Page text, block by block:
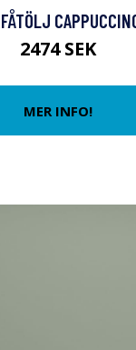
2474 SEK
MER INFO!